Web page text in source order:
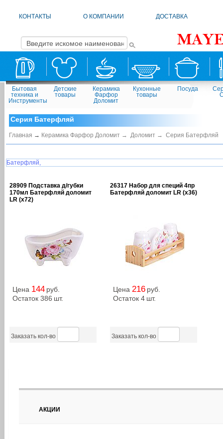
КОНТАКТЫ О КОМПАНИИ ДОСТАВКА
Бытовая
техника и
Инструменты
Детские
товары
Керамика
Фарфор
Доломит
Кухонные
товары
Посуда
Серия Батерфляй
Главная → Керамика Фарфор Доломит → Доломит → Серия Батерфляй
Батерфляй,
28909 Подставка д/губки
170мл Батерфляй доломит
LR (х72)
Цена 144 руб.
Остаток 386 шт.
Заказать кол-во
26317 Набор для специй 4пр
Батерфляй доломит LR (х36)
Цена 216 руб.
Остаток 4 шт.
Заказать кол-во
АКЦИИ